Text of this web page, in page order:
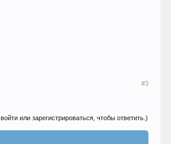
#3
или зарегистрироваться, чтобы ответить.)